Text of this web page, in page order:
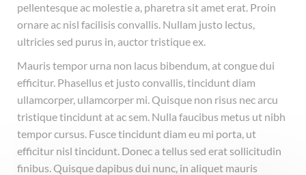
pellentesque ac molestie a, pharetra sit amet erat. Proin
ornare ac nisl facilisis convallis. Nullam justo lectus,
ultricies sed purus in, auctor tristique ex.
Mauris tempor urna non lacus bibendum, at congue dui
efficitur. Phasellus et justo convallis, tincidunt diam
ullamcorper, ullamcorper mi. Quisque non risus nec arcu
tristique tincidunt at ac sem. Nulla faucibus metus ut nibh
tempor cursus. Fusce tincidunt diam eu mi porta, ut
efficitur nisl tincidunt. Donec a tellus sed erat sollicitudin
finibus. Quisque dapibus dui nunc, in aliquet mauris